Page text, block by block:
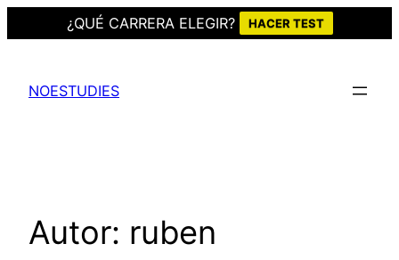
¿QUÉ CARRERA ELEGIR? HACER TEST
contenido
NOESTUDIES
Autor: ruben